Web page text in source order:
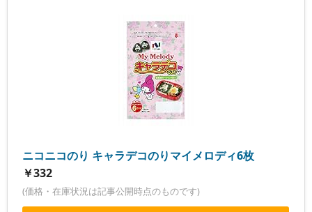
ニコニコのり キャラデコのりマイメロディ6枚
￥332
(価格・在庫状況は記事公開時点のものです)